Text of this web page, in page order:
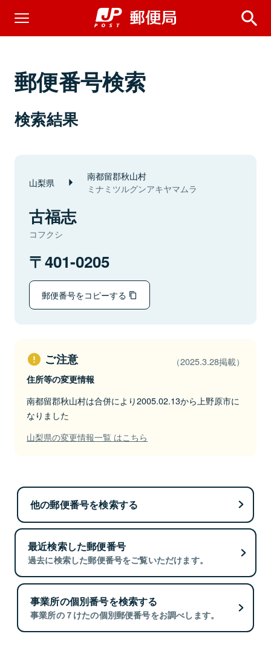
郵便番号検索
検索結果
山梨県 南都留郡秋山村
ミナミツルグンアキヤマムラ
古福志
コフクシ
401-0205
郵便番号をコピーする
ご注意 （2025.3.28掲載）
住所等の変更情報
南都留郡秋山村は合併により2005.02.13から上野原市に
なりました
山梨県の変更情報一覧 はこちら
他の郵便番号を検索する
最近検索した郵便番号
過去に検索した郵便番号をご覧いただけます。
事業所の個別番号を検索する
事業所の７けたの個別郵便番号をお調べします。